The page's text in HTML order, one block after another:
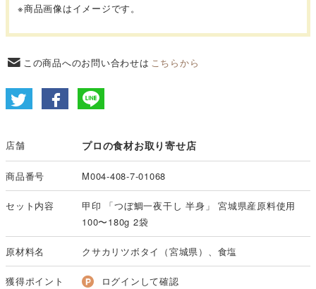
※商品画像はイメージです。
この商品へのお問い合わせは こちらから
店舗 プロの食材お取り寄せ店
商品番号 M004-408-7-01068
セット内容
甲印 「つぼ鯛一夜干し 半身」 宮城県産原料使用
100〜180g 2袋
原材料名 クサカリツボタイ（宮城県）、食塩
獲得ポイント ログインして確認